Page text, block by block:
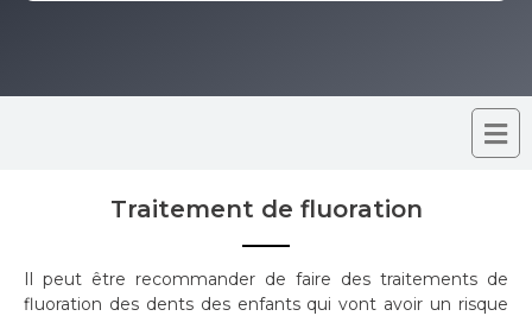
Traitement de fluoration
Il peut être recommander de faire des traitements de
fluoration des dents des enfants qui vont avoir un risque